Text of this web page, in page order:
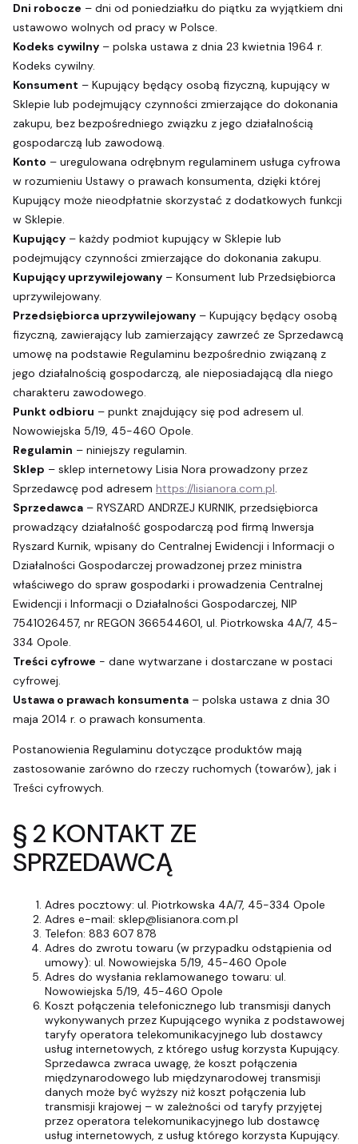
Dni robocze – dni od poniedziałku do piątku za wyjątkiem dni
ustawowo wolnych od pracy w Polsce.
Kodeks cywilny – polska ustawa z dnia 23 kwietnia 1964 r.
Kodeks cywilny.
Konsument – Kupujący będący osobą fizyczną, kupujący w
Sklepie lub podejmujący czynności zmierzające do dokonania
zakupu, bez bezpośredniego związku z jego działalnością
gospodarczą lub zawodową.
Konto – uregulowana odrębnym regulaminem usługa cyfrowa
w rozumieniu Ustawy o prawach konsumenta, dzięki której
Kupujący może nieodpłatnie skorzystać z dodatkowych funkcji
w Sklepie.
Kupujący – każdy podmiot kupujący w Sklepie lub
podejmujący czynności zmierzające do dokonania zakupu.
Kupujący uprzywilejowany – Konsument lub Przedsiębiorca
uprzywilejowany.
Przedsiębiorca uprzywilejowany – Kupujący będący osobą
fizyczną, zawierający lub zamierzający zawrzeć ze Sprzedawcą
umowę na podstawie Regulaminu bezpośrednio związaną z
jego działalnością gospodarczą, ale nieposiadającą dla niego
charakteru zawodowego.
Punkt odbioru – punkt znajdujący się pod adresem ul.
Nowowiejska 5/19, 45-460 Opole.
Regulamin – niniejszy regulamin.
Sklep – sklep internetowy Lisia Nora prowadzony przez
Sprzedawcę pod adresem https://lisianora.com.pl.
Sprzedawca – RYSZARD ANDRZEJ KURNIK, przedsiębiorca
prowadzący działalność gospodarczą pod firmą Inwersja
Ryszard Kurnik, wpisany do Centralnej Ewidencji i Informacji o
Działalności Gospodarczej prowadzonej przez ministra
właściwego do spraw gospodarki i prowadzenia Centralnej
Ewidencji i Informacji o Działalności Gospodarczej, NIP
7541026457, nr REGON 366544601, ul. Piotrkowska 4A/7, 45-
334 Opole.
Treści cyfrowe - dane wytwarzane i dostarczane w postaci
cyfrowej.
Ustawa o prawach konsumenta – polska ustawa z dnia 30
maja 2014 r. o prawach konsumenta.
Postanowienia Regulaminu dotyczące produktów mają
zastosowanie zarówno do rzeczy ruchomych (towarów), jak i
Treści cyfrowych.
§ 2 KONTAKT ZE
SPRZEDAWCĄ
Adres pocztowy: ul. Piotrkowska 4A/7, 45-334 Opole
Adres e-mail: sklep@lisianora.com.pl
Telefon: 883 607 878
Adres do zwrotu towaru (w przypadku odstąpienia od
umowy): ul. Nowowiejska 5/19, 45-460 Opole
Adres do wysłania reklamowanego towaru: ul.
Nowowiejska 5/19, 45-460 Opole
Koszt połączenia telefonicznego lub transmisji danych
wykonywanych przez Kupującego wynika z podstawowej
taryfy operatora telekomunikacyjnego lub dostawcy
usług internetowych, z którego usług korzysta Kupujący.
Sprzedawca zwraca uwagę, że koszt połączenia
międzynarodowego lub międzynarodowej transmisji
danych może być wyższy niż koszt połączenia lub
transmisji krajowej – w zależności od taryfy przyjętej
przez operatora telekomunikacyjnego lub dostawcę
usług internetowych, z usług którego korzysta Kupujący.